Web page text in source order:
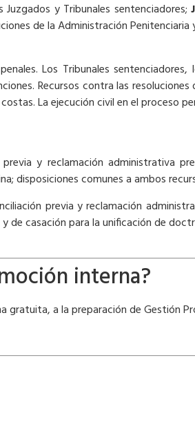
y Tribunales sentenciadores;
de la Administración Penitenciaria
Los Tribunales sentenciadores,
Recursos contra las
La ejecución civil en el proceso
y reclamación administrativa
disposiciones comunes a ambos
previa y reclamación
y de casación para la unificación de
interna?
gratuita, a la preparación de Gestión